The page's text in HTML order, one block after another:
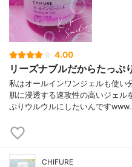
4.00
リーズナブルだからたっぷ
私はオールインワンジェルも使い
肌に浸透する速攻性の高いジェル
ぷりウルウルにしたいんです
CHIFURE